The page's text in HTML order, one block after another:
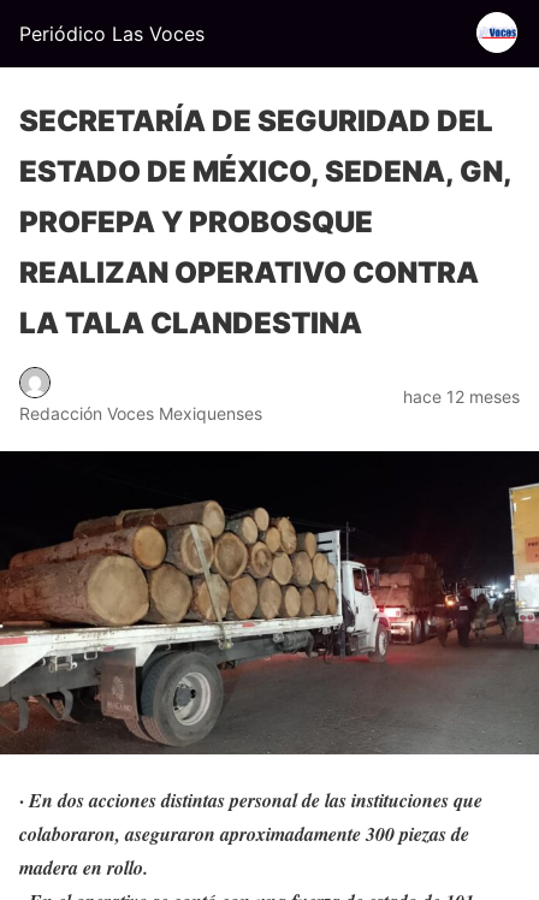
Periódico Las Voces
SECRETARÍA DE SEGURIDAD DEL
ESTADO DE MÉXICO, SEDENA, GN,
PROFEPA Y PROBOSQUE
REALIZAN OPERATIVO CONTRA
LA TALA CLANDESTINA
Redacción Voces Mexiquenses
hace 12 meses
·En dos acciones distintas personal de las instituciones que
colaboraron, aseguraron aproximadamente 300 piezas de
madera en rollo.